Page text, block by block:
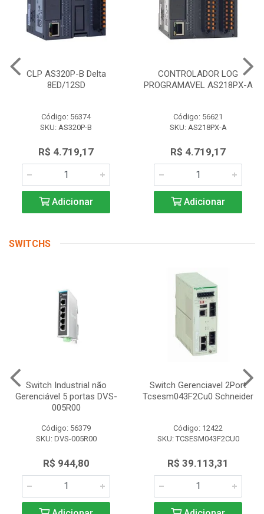
CLP AS320P-B Delta
8ED/12SD
Código: 56374
SKU: AS320P-B
R$ 4.719,17
Adicionar
CONTROLADOR LOG
PROGRAMAVEL AS218PX-A
Código: 56621
SKU: AS218PX-A
R$ 4.719,17
Adicionar
SWITCHS
Switch Industrial não
Gerenciável 5 portas DVS-
005R00
Código: 56379
SKU: DVS-005R00
R$ 944,80
Switch Gerenciavel 2Port
Tcsesm043F2Cu0 Schneider
Código: 12422
SKU: TCSESM043F2CU0
R$ 39.113,31